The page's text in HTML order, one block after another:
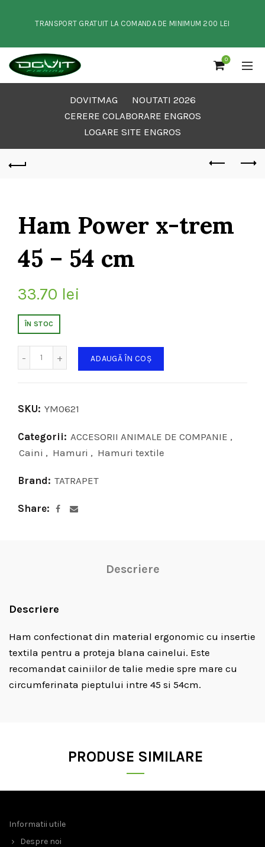
TRANSPORT GRATUIT LA COMANDA DE MINIMUM 200 LEI
0
DOVITMAG
NOUTATI 2026
CERERE COLABORARE ENGROS
LOGARE SITE ENGROS
Ham Power x-trem
45 – 54 cm
33.70 lei
ÎN STOC
ADAUGĂ ÎN COȘ
SKU: YM0621
Categorii: ACCESORII ANIMALE DE COMPANIE ,
Caini , Hamuri , Hamuri textile
Brand: TATRAPET
Share
Descriere
Descriere
Ham confectionat din material ergonomic cu insertie
textila pentru a proteja blana cainelui. Este
recomandat cainiilor de talie medie spre mare cu
circumferinata pieptului intre 45 si 54cm.
PRODUSE SIMILARE
Informatii utile
Despre noi